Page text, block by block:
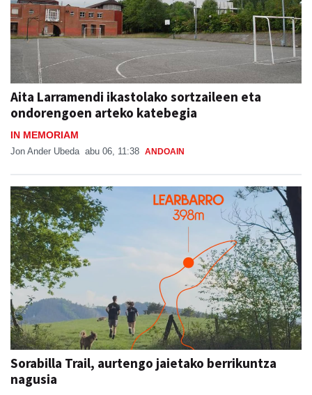
Aita Larramendi ikastolako sortzaileen eta
ondorengoen arteko katebegia
IN MEMORIAM
Jon Ander Ubeda abu 06, 11:38 ANDOAIN
Sorabilla Trail, aurtengo jaietako berrikuntza
nagusia